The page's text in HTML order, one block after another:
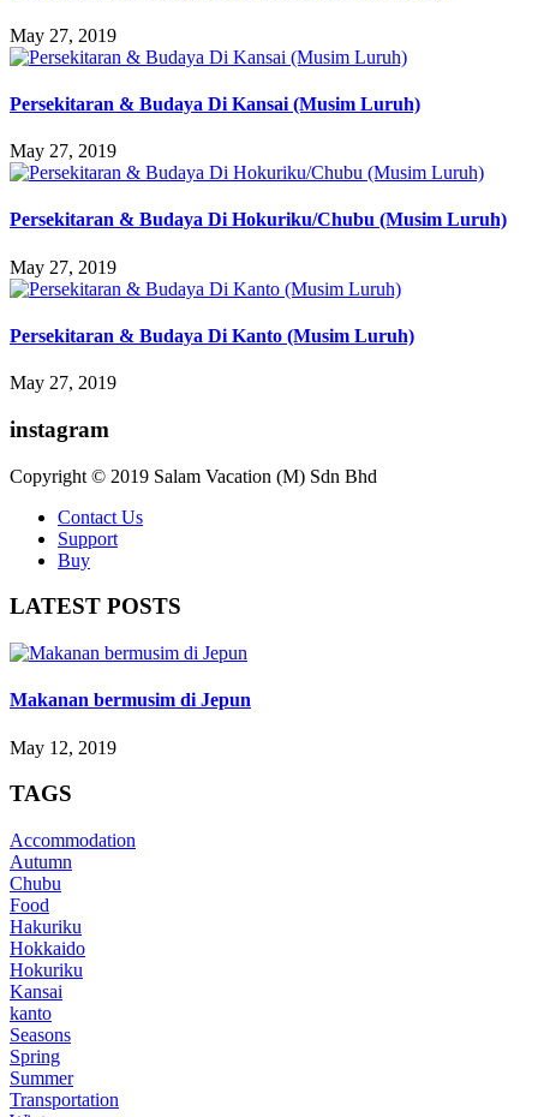
May 27, 2019
Persekitaran & Budaya Di Kansai (Musim Luruh)
May 27, 2019
Persekitaran & Budaya Di Hokuriku/Chubu (Musim Luruh)
May 27, 2019
Persekitaran & Budaya Di Kanto (Musim Luruh)
May 27, 2019
instagram
Copyright © 2019 Salam Vacation (M) Sdn Bhd
Contact Us
Support
Buy
LATEST POSTS
Makanan bermusim di Jepun
May 12, 2019
TAGS
Accommodation
Autumn
Chubu
Food
Hakuriku
Hokkaido
Hokuriku
Kansai
kanto
Seasons
Spring
Summer
Transportation